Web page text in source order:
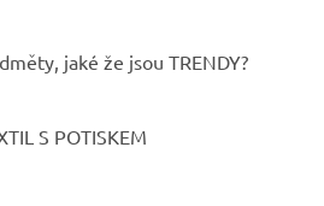
jaké že jsou TRENDY?
S POTISKEM